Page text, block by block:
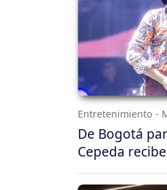
Entretenimiento -
De Bogotá
Cepeda